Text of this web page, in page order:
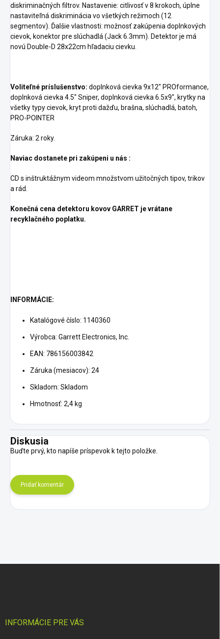
diskriminačných filtrov. Nastavenie: citlivosť v 8 krokoch, úplne
nastaviteľná diskriminácia vo všetkých režimoch (12
segmentov). Ďalšie vlastnosti: možnosť zakúpenia doplnkových
cievok, konektor pre slúchadlá (Jack 6.3mm). Detektor je má
novú Double-D 28x22cm hľadaciu cievku.
Voliteľné príslušenstvo: doplnková cievka 9x12" PROformance,
doplnková cievka 4.5" Sniper, doplnková cievka 6.5x9", krytky na
všetky typy cievok, kryt proti dažďu, brašna, slúchadlá, batoh,
PRO-POINTER
Záruka: 2 roky.
Naviac dostanete pri zakúpeni u nás :
CD s inštruktážnym videom množstvom užitočných tipov, trikov
a rád.
Konečná cena detektoru kovov GARRET je vrátane
recyklačného poplatku.
INFORMÁCIE:
Katalógové číslo: 1140360
Výrobca: Garrett Electronics, Inc.
EAN: 786156003842
Záruka (mesiacov): 24
Skladom: Skladom
Hmotnosť: 2,4 kg
Diskusia
Buďte prvý, kto napíše príspevok k tejto položke.
Pridať komentár
INFORMÁCIE PRE VÁS